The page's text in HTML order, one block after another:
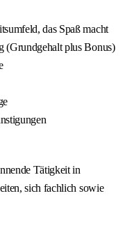
das Spaß macht
(Grundgehalt plus Bonus)
Tätigkeit in
sich fachlich sowie